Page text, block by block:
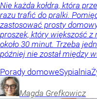
Nie każda kołdra, która
razu trafić do pralki.
zastosować prosty
proszek, który większość
około 30 minut. Trzeba
później nie został między
Porady domoweSypialnia
Magda Grefkowicz